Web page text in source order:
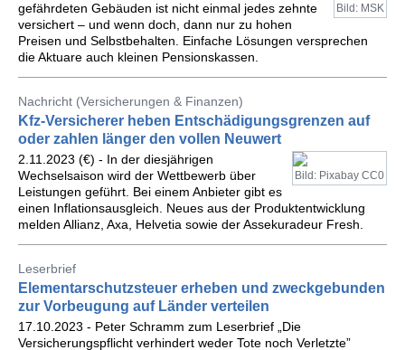
Bild: MSK
gefährdeten Gebäuden ist nicht einmal jedes zehnte
versichert – und wenn doch, dann nur zu hohen
Preisen und Selbstbehalten. Einfache Lösungen versprechen
die Aktuare auch kleinen Pensionskassen.
Nachricht (Versicherungen & Finanzen)
Kfz-Versicherer heben Entschädigungsgrenzen auf
oder zahlen länger den vollen Neuwert
Bild: Pixabay CC0
2.11.2023 (€) - In der diesjährigen
Wechselsaison wird der Wettbewerb über
Leistungen geführt. Bei einem Anbieter gibt es
einen Inflationsausgleich. Neues aus der Produktentwicklung
melden Allianz, Axa, Helvetia sowie der Assekuradeur Fresh.
Leserbrief
Elementarschutzsteuer erheben und zweckgebunden
zur Vorbeugung auf Länder verteilen
17.10.2023 - Peter Schramm zum Leserbrief „Die
Versicherungspflicht verhindert weder Tote noch Verletzte”